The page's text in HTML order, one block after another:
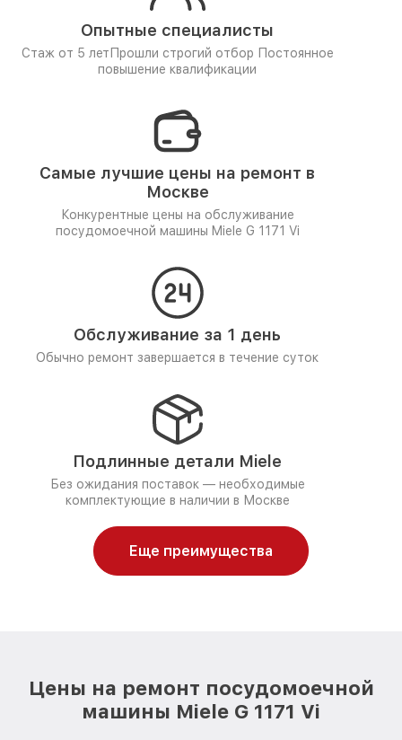
Опытные специалисты
Стаж от 5 лет Прошли строгий отбор Постоянное
повышение квалификации
Самые лучшие цены на ремонт в
Москве
Конкурентные цены на обслуживание
посудомоечной машины Miele G 1171 Vi
Обслуживание за 1 день
Обычно ремонт завершается в течение суток
Подлинные детали Miele
Без ожидания поставок — необходимые
комплектующие в наличии в Москве
Еще преимущества
Цены на ремонт посудомоечной
машины Miele G 1171 Vi